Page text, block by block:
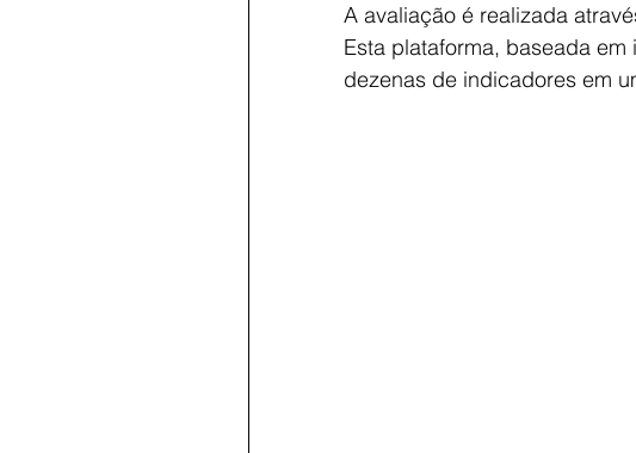
A avaliação é realizada
Esta plataforma, baseada
dezenas de indicadores em